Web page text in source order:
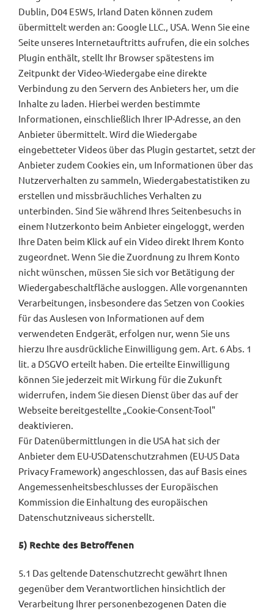
Dublin, D04 E5W5, Irland Daten können zudem
übermittelt werden an: Google LLC., USA. Wenn Sie eine
Seite unseres Internetauftritts aufrufen, die ein solches
Plugin enthält, stellt Ihr Browser spätestens im
Zeitpunkt der Video-Wiedergabe eine direkte
Verbindung zu den Servern des Anbieters her, um die
Inhalte zu laden. Hierbei werden bestimmte
Informationen, einschließlich Ihrer IP-Adresse, an den
Anbieter übermittelt. Wird die Wiedergabe
eingebetteter Videos über das Plugin gestartet, setzt der
Anbieter zudem Cookies ein, um Informationen über das
Nutzerverhalten zu sammeln, Wiedergabestatistiken zu
erstellen und missbräuchliches Verhalten zu
unterbinden. Sind Sie während Ihres Seitenbesuchs in
einem Nutzerkonto beim Anbieter eingeloggt, werden
Ihre Daten beim Klick auf ein Video direkt Ihrem Konto
zugeordnet. Wenn Sie die Zuordnung zu Ihrem Konto
nicht wünschen, müssen Sie sich vor Betätigung der
Wiedergabeschaltfläche ausloggen. Alle vorgenannten
Verarbeitungen, insbesondere das Setzen von Cookies
für das Auslesen von Informationen auf dem
verwendeten Endgerät, erfolgen nur, wenn Sie uns
hierzu Ihre ausdrückliche Einwilligung gem. Art. 6 Abs. 1
lit. a DSGVO erteilt haben. Die erteilte Einwilligung
können Sie jederzeit mit Wirkung für die Zukunft
widerrufen, indem Sie diesen Dienst über das auf der
Webseite bereitgestellte „Cookie-Consent-Tool"
deaktivieren.
Für Datenübermittlungen in die USA hat sich der
Anbieter dem EU-USDatenschutzrahmen (EU-US Data
Privacy Framework) angeschlossen, das auf Basis eines
Angemessenheitsbeschlusses der Europäischen
Kommission die Einhaltung des europäischen
Datenschutzniveaus sicherstellt.
5) Rechte des Betroffenen
5.1 Das geltende Datenschutzrecht gewährt Ihnen
gegenüber dem Verantwortlichen hinsichtlich der
Verarbeitung Ihrer personenbezogenen Daten die